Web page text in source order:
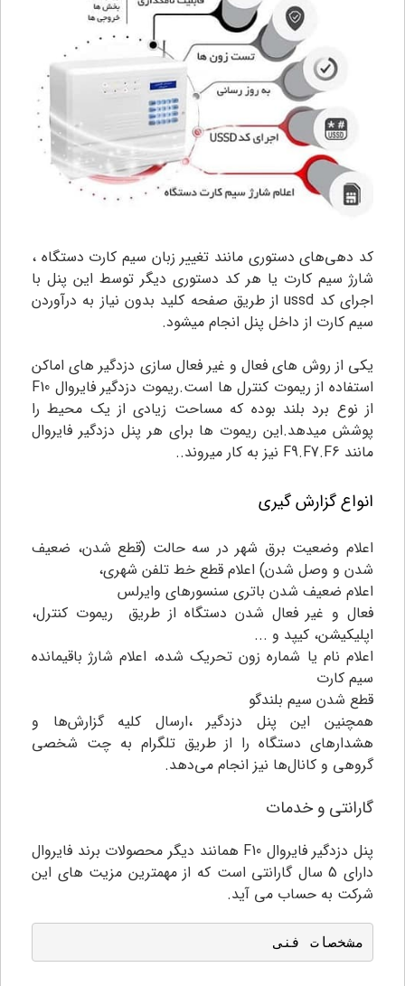
کد دهی‌های دستوری مانند تغییر زبان سیم کارت دستگاه ،
شارژ سیم کارت یا هر کد دستوری دیگر توسط این پنل با
اجرای کد ussd از طریق صفحه کلید بدون نیاز به درآوردن
سیم کارت از داخل پنل انجام میشود.
یکی از روش های فعال و غیر فعال سازی دزدگیر های اماکن
استفاده از ریموت کنترل ها است.ریموت دزدگیر فایروال F10
از نوع برد بلند بوده که مساحت زیادی از یک محیط را
پوشش میدهد.این ریموت ها برای هر پنل دزدگیر فایروال
مانند F9.F7.F6 نیز به کار میروند.
.
انواع گزارش گیری
اعلام وضعیت برق شهر در سه حالت (قطع شدن، ضعیف
شدن و وصل شدن) اعلام قطع خط تلفن شهری،
اعلام ضعیف شدن باتری سنسورهای وایرلس
فعال و غیر فعال شدن دستگاه از طریق ریموت کنترل،
اپلیکیشن، کیپد و ...
اعلام نام یا شماره زون تحریک شده، اعلام شارژ باقیمانده
سیم کارت
قطع شدن سیم بلندگو
همچنین این پنل دزدگیر ،ارسال کلیه گزارش‌ها و
هشدارهای دستگاه را از طریق تلگرام به چت شخصی
گروهی و کانال‌ها نیز انجام می‌دهد.
گارانتی و خدمات
پنل دزدگیر فایروال F10 همانند دیگر محصولات برند فایروال
دارای 5 سال گارانتی است که از مهمترین مزیت های این
شرکت به حساب می آید.
مشخصات فنی